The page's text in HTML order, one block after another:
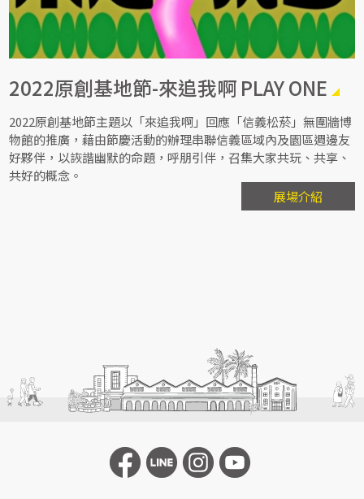
2022原創基地節-來追我啊 PLAY ONE
2022原創基地節主題以「來追我啊」回應「信義松菸」無圍牆博
物館的推廣，藉由節慶活動的辦理串聯信義區域內及園區週邊友
好夥伴，以詼諧幽默的命題，呼朋引伴，召集大家共玩、共享、
共好的概念。
展場介紹